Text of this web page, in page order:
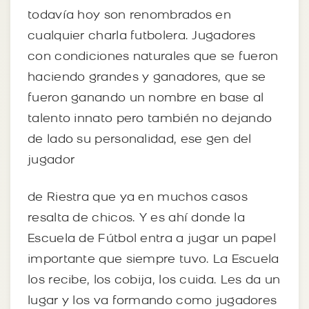
todavía hoy son renombrados en
cualquier charla futbolera. Jugadores
con condiciones naturales que se fueron
haciendo grandes y ganadores, que se
fueron ganando un nombre en base al
talento innato pero también no dejando
de lado su personalidad, ese gen del
jugador
de Riestra que ya en muchos casos
resalta de chicos. Y es ahí donde la
Escuela de Fútbol entra a jugar un papel
importante que siempre tuvo. La Escuela
los recibe, los cobija, los cuida. Les da un
lugar y los va formando como jugadores